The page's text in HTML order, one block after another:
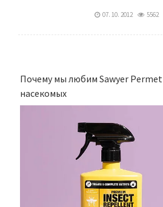
07. 10. 2012 5562
Почему мы любим Sawyer
насекомых